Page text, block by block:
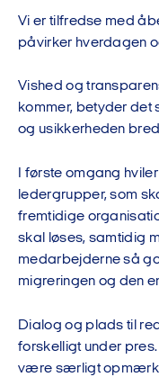
Vi er tilfredse med
påvirker hverdagen
Vished og
kommer, betyder det
og usikkerheden
I første omgang
ledergrupper, som
fremtidige
skal løses, samtidig
medarbejderne så
migreringen og den
Dialog og plads til
forskelligt under
være særligt